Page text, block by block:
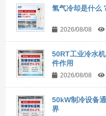
氢气冷却是什么
2026/08/08
50RT工业冷水
件作用
2026/08/08
50kW制冷设备
界